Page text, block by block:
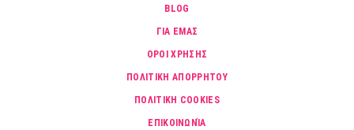
BLOG
ΓΙΑ ΕΜΑΣ
ΟΡΟΙ ΧΡΗΣΗΣ
ΠΟΛΙΤΙΚΗ ΑΠΟΡΡΗΤΟΥ
ΠΟΛΙΤΙΚΗ COOKIES
ΕΠΙΚΟΙΝΩΝΊΑ